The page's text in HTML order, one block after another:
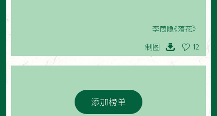
李商隐《落花》
制图 12
添加榜单